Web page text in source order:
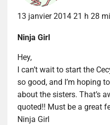
13 janvier 2014 21 h 28
Ninja Girl
Hey,
I can’t wait to start the
so good, and I’m hoping
about the sisters. That’s
quoted!! Must be a great
Ninja Girl